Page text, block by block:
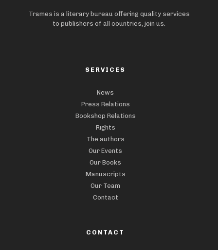
Trames is a literary bureau offering quality services
to publishers of all countries, join us.
SERVICES
News
Press Relations
Bookshop Relations
Rights
The authors
Our Events
Our Books
Manuscripts
Our Team
Contact
CONTACT